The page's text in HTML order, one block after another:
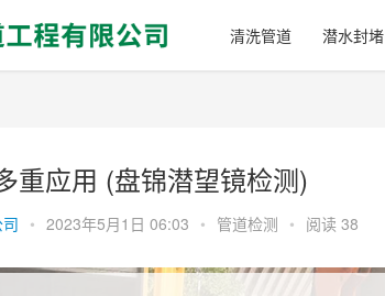
清洗管道 潜水封堵
重应用 (盘锦潜望镜检测)
• 2023年5月1日 06:03 • 管道检测 • 阅读 38